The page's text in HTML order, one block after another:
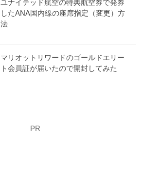
ユナイテッド航空の特典航空券で発券
したANA国内線の座席指定（変更）方
法
マリオットリワードのゴールドエリー
ト会員証が届いたので開封してみた
PR